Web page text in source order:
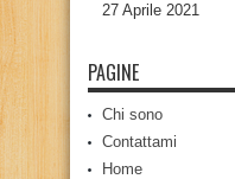
27 Aprile 2021
PAGINE
Chi sono
Contattami
Home